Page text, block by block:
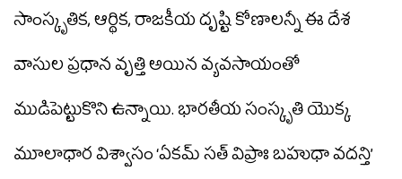
సాంస్కృతిక, ఆర్థిక, రాజకీయ దృష్టి కోణాలన్నీ ఈ దేశ
వాసుల ప్రధాన వృత్తి అయిన వ్యవసాయంతో
ముడిపెట్టుకొని ఉన్నాయి. భారతీయ సంస్కృతి యొక్క
మూలాధార విశ్వాసం ‘ఏకమ్ సత్ విప్రాః బహుధా వదన్తి’